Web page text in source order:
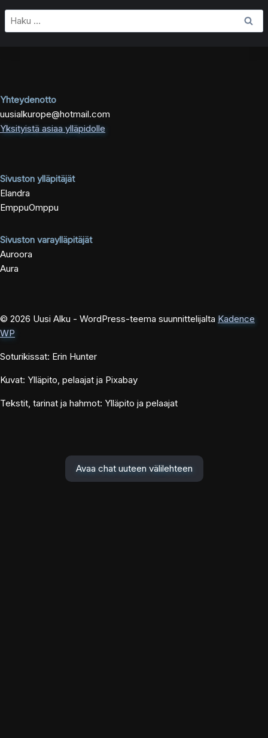
Haku:
Yhteydenotto
uusialkurope@hotmail.com
Yksityistä asiaa ylläpidolle
Sivuston ylläpitäjät
Elandra
EmppuOmppu
Sivuston varaylläpitäjät
Auroora
Aura
© 2026 Uusi Alku - WordPress-teema suunnittelijalta Kadence
WP
Soturikissat: Erin Hunter
Kuvat: Ylläpito, pelaajat ja Pixabay
Tekstit, tarinat ja hahmot: Ylläpito ja pelaajat
Avaa chat uuteen välilehteen